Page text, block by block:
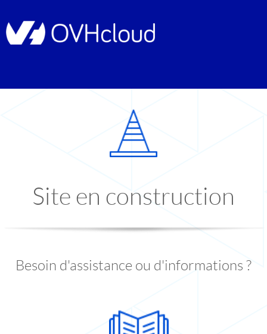
Site en construction
Besoin d'assistance ou d'informations ?